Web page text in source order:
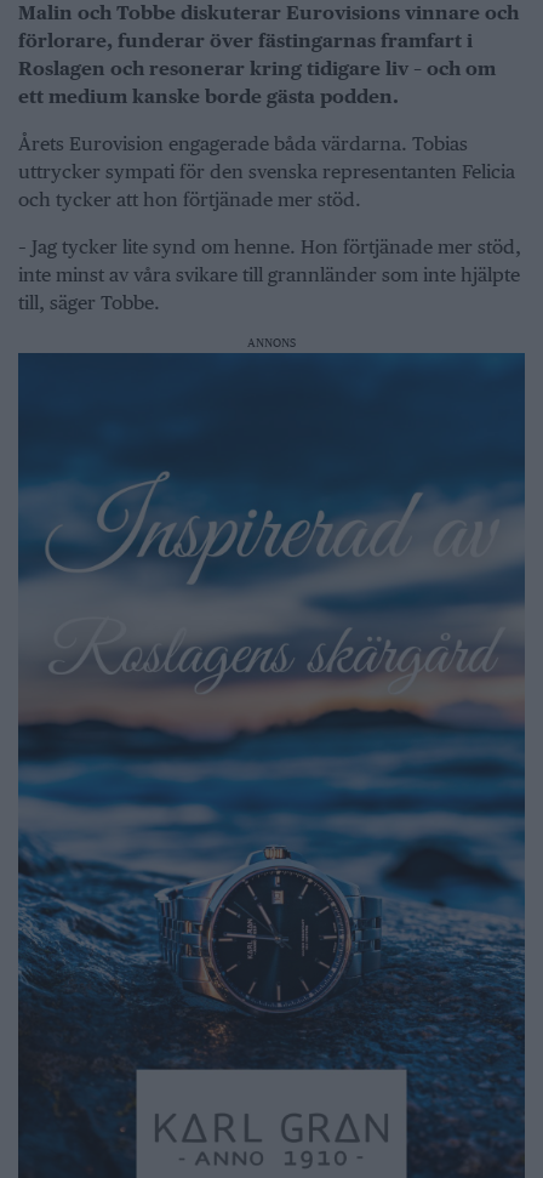
Malin och Tobbe diskuterar Eurovisions vinnare och
förlorare, funderar över fästingarnas framfart i
Roslagen och resonerar kring tidigare liv – och om
ett medium kanske borde gästa podden.
Årets Eurovision engagerade båda värdarna. Tobias
uttrycker sympati för den svenska representanten Felicia
och tycker att hon förtjänade mer stöd.
– Jag tycker lite synd om henne. Hon förtjänade mer stöd,
inte minst av våra svikare till grannländer som inte hjälpte
till, säger Tobbe.
ANNONS